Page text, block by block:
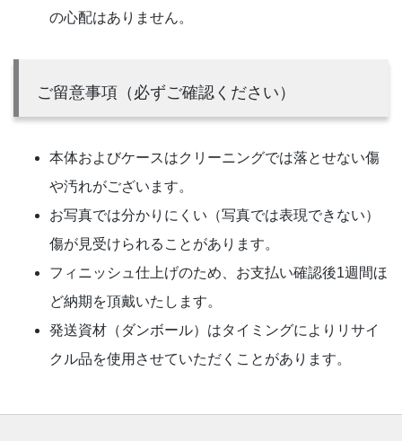
の心配はありません。
ご留意事項（必ずご確認ください）
本体およびケースはクリーニングでは落とせない傷
や汚れがございます。
お写真では分かりにくい（写真では表現できない）
傷が見受けられることがあります。
フィニッシュ仕上げのため、お支払い確認後1週間ほ
ど納期を頂戴いたします。
発送資材（ダンボール）はタイミングによりリサイ
クル品を使用させていただくことがあります。